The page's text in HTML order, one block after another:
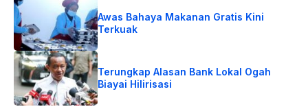
Awas Bahaya Makanan Gratis Kini
Terkuak
Terungkap Alasan Bank Lokal Ogah
Biayai Hilirisasi